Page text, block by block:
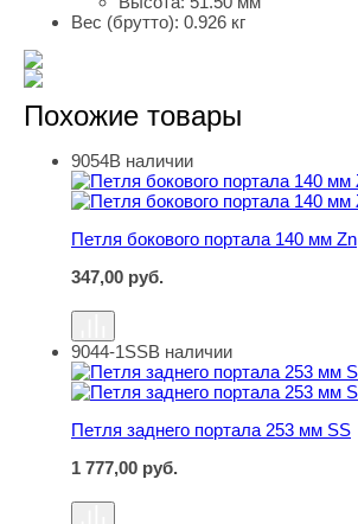
Вес (брутто): 0.926 кг
Похожие товары
Петля бокового портала 140 мм Zn
9054В наличии
Петля бокового портала 140 мм Zn
347,00 руб.
Петля заднего портала 253 мм SS
9044-1SSВ наличии
Петля заднего портала 253 мм SS
1 777,00 руб.